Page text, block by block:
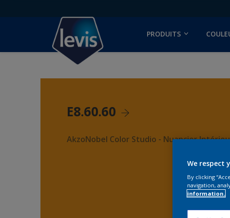
PRODUITS
E8.60.60
AkzoNobel Color Studio - Nuancier
We respect
By clicking
navigation,
information.